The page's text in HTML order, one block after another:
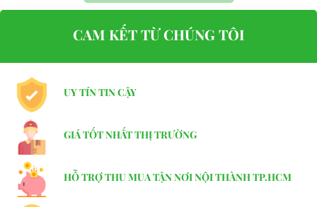
Chữ A lái Lvtong
CAM KẾT TỪ CHÚNG TÔI
UY TÍN TIN CẬY
GIÁ TỐT NHẤT THỊ TRƯỜNG
HỖ TRỢ THU MUA TẬN NƠI NỘI THÀNH TP.HCM